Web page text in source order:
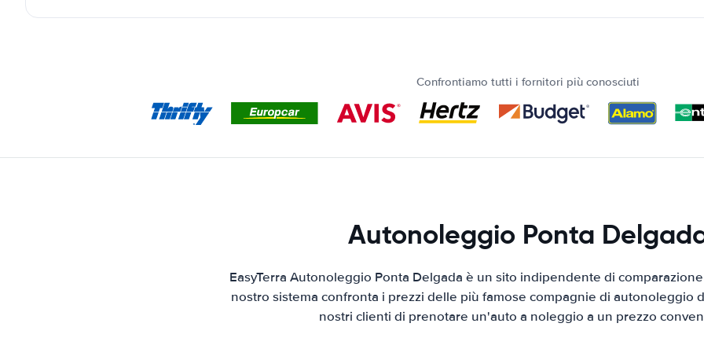
Confrontiamo tutti i fornitori più conosciuti
Autonoleggio Ponta
EasyTerra Autonoleggio Ponta Delgada è un sito indipendente di
nostro sistema confronta i prezzi delle più famose compagnie di autonoleggio
nostri clienti di prenotare un'auto a noleggio a un prezzo